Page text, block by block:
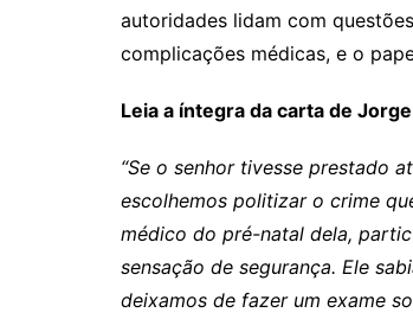
autoridades lidam com
complicações médicas, e o
Leia a íntegra da carta de
“Se o senhor tivesse prestado
escolhemos politizar o crime
médico do pré-natal dela,
sensação de segurança. Ele
deixamos de fazer um exame